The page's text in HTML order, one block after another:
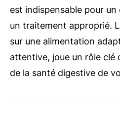
est indispensable pour
un traitement approprié.
sur une alimentation
attentive, joue un rôle clé
de la santé digestive de